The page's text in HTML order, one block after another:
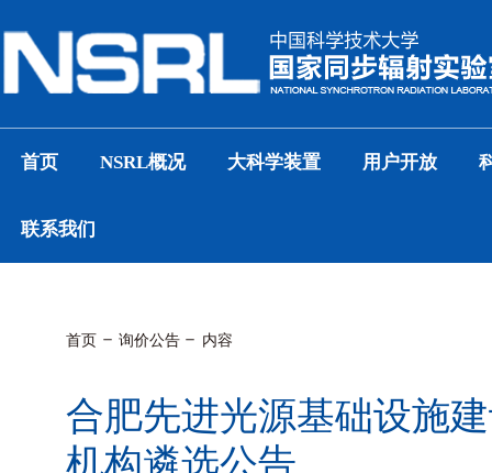
首页 NSRL概况 大科学装置 用户开放
联系我们
首页 询价公告 内容
合肥先进光源基础设施
机构遴选公告